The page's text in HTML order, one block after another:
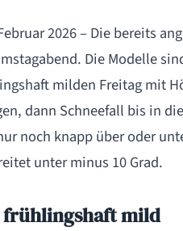
2026 – Die bereits
Die Modelle
milden Freitag mit
dann Schneefall bis in
noch knapp über oder
unter minus 10 Grad.
frühlingshaft mild